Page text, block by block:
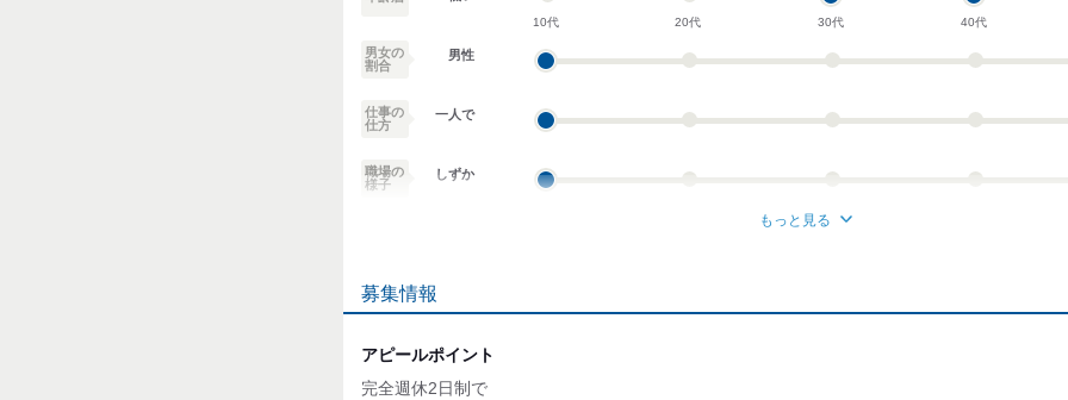
10代 20代 30代 40代
男女の
割合
男性
仕事の
仕方
一人で
職場の
様子
しずか
個性が生かせる
デスクワーク
お客様との対話が
もっと見る
募集情報
アピールポイント
完全週休2日制で